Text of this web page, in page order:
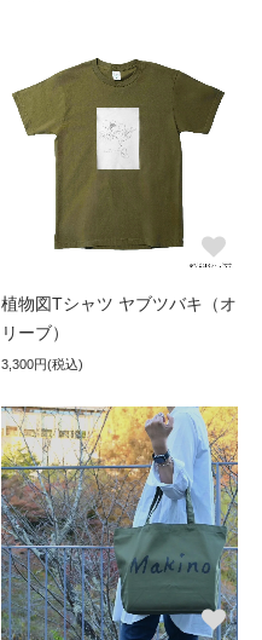
植物図Tシャツ ヤブツバキ（オ
リーブ）
3,300円(税込)